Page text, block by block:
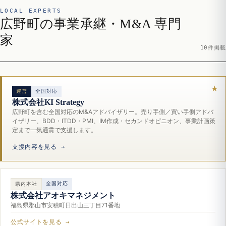
LOCAL EXPERTS
広野町の事業承継・M&A 専門
家
10件掲載
運営 全国対応
株式会社KI Strategy
広野町を含む全国対応のM&Aアドバイザリー。売り手側／買い手側アドバ
イザリー、BDD・ITDD・PMI、IM作成・セカンドオピニオン、事業計画策
定まで一気通貫で支援します。
支援内容を見る →
県内本社 全国対応
株式会社アオキマネジメント
福島県郡山市安積町日出山三丁目71番地
公式サイトを見る →